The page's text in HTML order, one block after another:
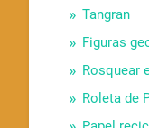
Tangran
Figuras
Rosquear
Roleta de